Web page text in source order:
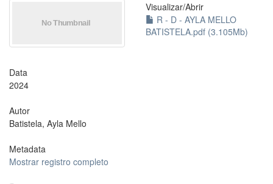
Visualizar/Abrir
R - D - AYLA MELLO
BATISTELA.pdf (3.105Mb)
Data
2024
Autor
Batistela, Ayla Mello
Metadata
Mostrar registro completo